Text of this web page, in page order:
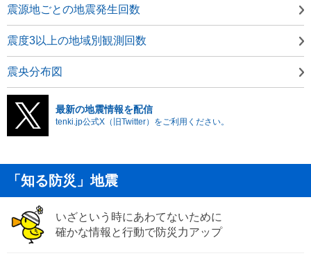
震源地ごとの地震発生回数
震度3以上の地域別観測回数
震央分布図
最新の地震情報を配信
tenki.jp公式X（旧Twitter）をご利用ください。
「知る防災」地震
いざという時にあわてないために
確かな情報と行動で防災力アップ